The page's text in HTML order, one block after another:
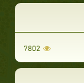
7802